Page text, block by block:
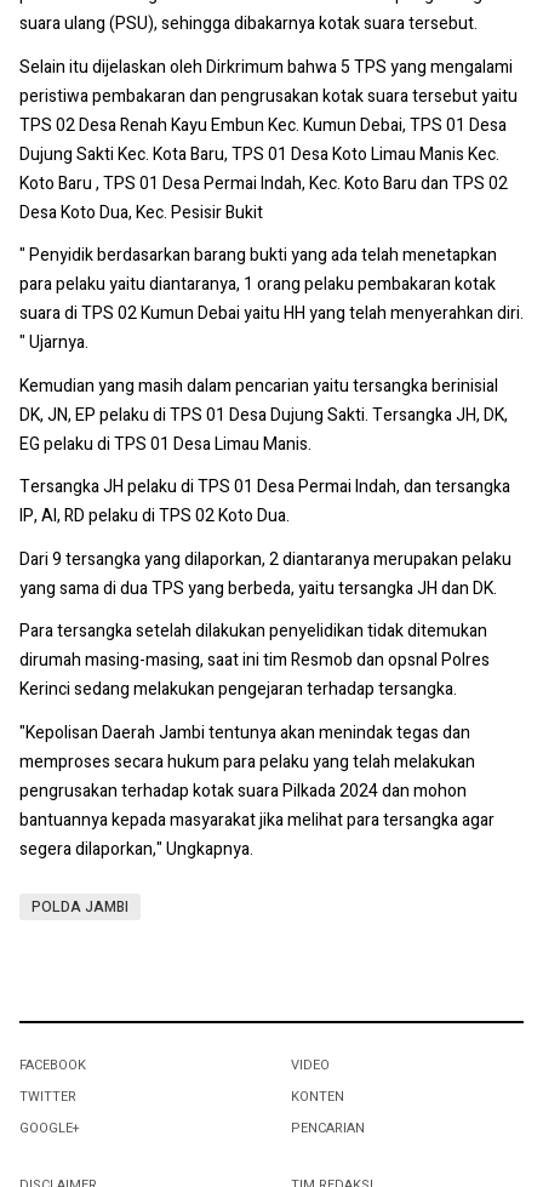
suara ulang (PSU), sehingga dibakarnya kotak suara tersebut.
Selain itu dijelaskan oleh Dirkrimum bahwa 5 TPS yang mengalami
peristiwa pembakaran dan pengrusakan kotak suara tersebut yaitu
TPS 02 Desa Renah Kayu Embun Kec. Kumun Debai, TPS 01 Desa
Dujung Sakti Kec. Kota Baru, TPS 01 Desa Koto Limau Manis Kec.
Koto Baru , TPS 01 Desa Permai Indah, Kec. Koto Baru dan TPS 02
Desa Koto Dua, Kec. Pesisir Bukit
" Penyidik berdasarkan barang bukti yang ada telah menetapkan
para pelaku yaitu diantaranya, 1 orang pelaku pembakaran kotak
suara di TPS 02 Kumun Debai yaitu HH yang telah menyerahkan diri.
" Ujarnya.
Kemudian yang masih dalam pencarian yaitu tersangka berinisial
DK, JN, EP pelaku di TPS 01 Desa Dujung Sakti. Tersangka JH, DK,
EG pelaku di TPS 01 Desa Limau Manis.
Tersangka JH pelaku di TPS 01 Desa Permai Indah, dan tersangka
IP, AI, RD pelaku di TPS 02 Koto Dua.
Dari 9 tersangka yang dilaporkan, 2 diantaranya merupakan pelaku
yang sama di dua TPS yang berbeda, yaitu tersangka JH dan DK.
Para tersangka setelah dilakukan penyelidikan tidak ditemukan
dirumah masing-masing, saat ini tim Resmob dan opsnal Polres
Kerinci sedang melakukan pengejaran terhadap tersangka.
"Kepolisan Daerah Jambi tentunya akan menindak tegas dan
memproses secara hukum para pelaku yang telah melakukan
pengrusakan terhadap kotak suara Pilkada 2024 dan mohon
bantuannya kepada masyarakat jika melihat para tersangka agar
segera dilaporkan," Ungkapnya.
POLDA JAMBI
FACEBOOK
TWITTER
GOOGLE+
VIDEO
KONTEN
PENCARIAN